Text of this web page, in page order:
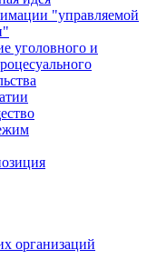
"управляемой
уголовного и
организаций